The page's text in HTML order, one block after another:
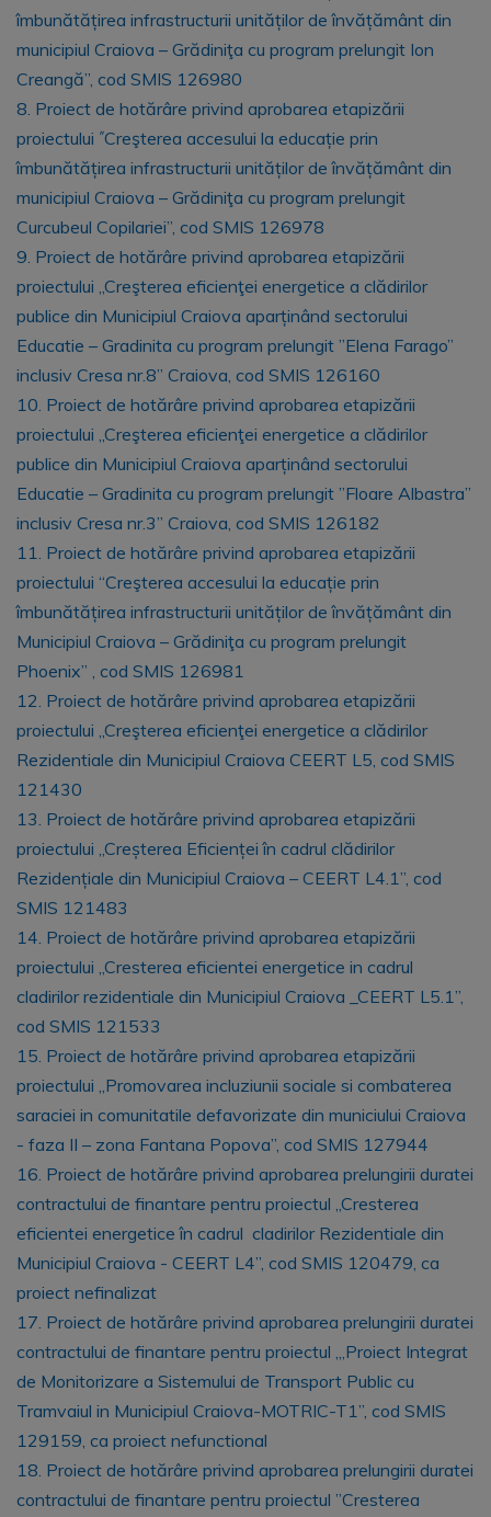
îmbunătățirea infrastructurii unităților de învățământ din
municipiul Craiova – Grădiniţa cu program prelungit Ion
Creangă”, cod SMIS 126980
8. Proiect de hotărâre privind aprobarea etapizării
proiectului ˝Creşterea accesului la educație prin
îmbunătățirea infrastructurii unităților de învățământ din
municipiul Craiova – Grădiniţa cu program prelungit
Curcubeul Copilariei”, cod SMIS 126978
9. Proiect de hotărâre privind aprobarea etapizării
proiectului „Creşterea eficienţei energetice a clădirilor
publice din Municipiul Craiova aparținând sectorului
Educatie – Gradinita cu program prelungit ”Elena Farago”
inclusiv Cresa nr.8” Craiova, cod SMIS 126160
10. Proiect de hotărâre privind aprobarea etapizării
proiectului „Creşterea eficienţei energetice a clădirilor
publice din Municipiul Craiova aparținând sectorului
Educatie – Gradinita cu program prelungit ”Floare Albastra”
inclusiv Cresa nr.3” Craiova, cod SMIS 126182
11. Proiect de hotărâre privind aprobarea etapizării
proiectului “Creşterea accesului la educație prin
îmbunătățirea infrastructurii unităților de învățământ din
Municipiul Craiova – Grădiniţa cu program prelungit
Phoenix” , cod SMIS 126981
12. Proiect de hotărâre privind aprobarea etapizării
proiectului „Creşterea eficienţei energetice a clădirilor
Rezidentiale din Municipiul Craiova CEERT L5, cod SMIS
121430
13. Proiect de hotărâre privind aprobarea etapizării
proiectului „Creșterea Eficienței în cadrul clădirilor
Rezidențiale din Municipiul Craiova – CEERT L4.1”, cod
SMIS 121483
14. Proiect de hotărâre privind aprobarea etapizării
proiectului „Cresterea eficientei energetice in cadrul
cladirilor rezidentiale din Municipiul Craiova _CEERT L5.1”,
cod SMIS 121533
15. Proiect de hotărâre privind aprobarea etapizării
proiectului „Promovarea incluziunii sociale si combaterea
saraciei in comunitatile defavorizate din municiului Craiova
- faza II – zona Fantana Popova”, cod SMIS 127944
16. Proiect de hotărâre privind aprobarea prelungirii duratei
contractului de finantare pentru proiectul „Cresterea
eficientei energetice în cadrul cladirilor Rezidentiale din
Municipiul Craiova - CEERT L4”, cod SMIS 120479, ca
proiect nefinalizat
17. Proiect de hotărâre privind aprobarea prelungirii duratei
contractului de finantare pentru proiectul „,Proiect Integrat
de Monitorizare a Sistemului de Transport Public cu
Tramvaiul in Municipiul Craiova-MOTRIC-T1’’, cod SMIS
129159, ca proiect nefunctional
18. Proiect de hotărâre privind aprobarea prelungirii duratei
contractului de finantare pentru proiectul ”Cresterea